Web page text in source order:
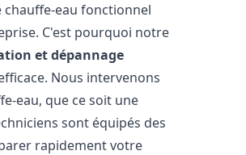
chauffe-eau fonctionnel
C'est pourquoi notre
et dépannage
Nous intervenons
eau, que ce soit une
sont équipés des
rapidement votre